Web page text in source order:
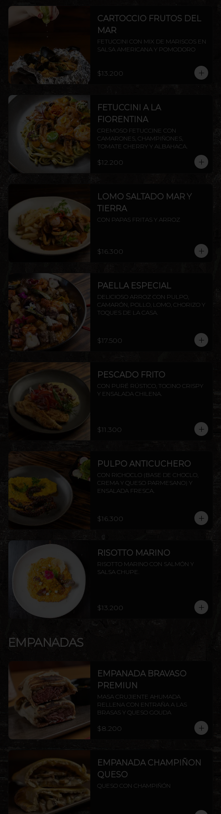
CARTOCCIO FRUTOS DEL
MAR
FETUCCINI CON MIX DE MARISCOS EN
SALSA AMERICANA Y POMODORO
$13.200
FETUCCINI A LA
FIORENTINA
CREMOSO FETUCCINE CON
CAMARONES, CHAMPIÑONES,
TOMATE CHERRY Y ALBAHACA.
$12.200
LOMO SALTADO MAR Y
TIERRA
CON PAPAS FRITAS Y ARROZ
$16.300
PAELLA ESPECIAL
DELICIOSO ARROZ CON PULPO,
CAMARÓN, POLLO, LOMO, CHORIZO Y
TOQUES DE LA CASA.
$17.500
PESCADO FRITO
CON PURÉ RÚSTICO, TOCINO CRISPY
Y ENSALADA CHILENA.
$11.300
PULPO ANTICUCHERO
CON RICHOCLO (BASE DE CHOCLO,
CREMA Y QUESO PARMESANO) Y
ENSALADA FRESCA.
$16.300
RISOTTO MARINO
RISOTTO MARINO CON SALMÓN Y
SALSA CHUPE.
$13.200
EMPANADAS
EMPANADA BRAVASO
PREMIUN
MASA CRUJIENTE AHUMADA
RELLENA CON ENTRAÑA A LAS
BRASAS Y QUESO GOUDA
$8.200
EMPANADA CHAMPIÑON
QUESO
QUESO CON CHAMPIÑÓN